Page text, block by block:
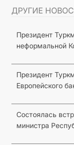
ДРУГИЕ
Президент
неформальной
Президент
Европейского
Состоялась
министра